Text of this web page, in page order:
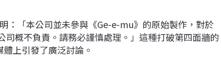
：「本公司並未參與《Ge-e-mu》的原始製作，對於
概不負責。請務必謹慎處理。」這種打破第四面牆的
上引發了廣泛討論。